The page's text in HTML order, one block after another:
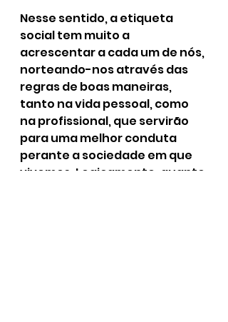
Nesse sentido, a etiqueta
social tem muito a
acrescentar a cada um de nós,
norteando-nos através das
regras de boas maneiras,
tanto na vida pessoal, como
na profissional, que servirão
para uma melhor conduta
perante a sociedade em que
vivemos. Logicamente, quanto